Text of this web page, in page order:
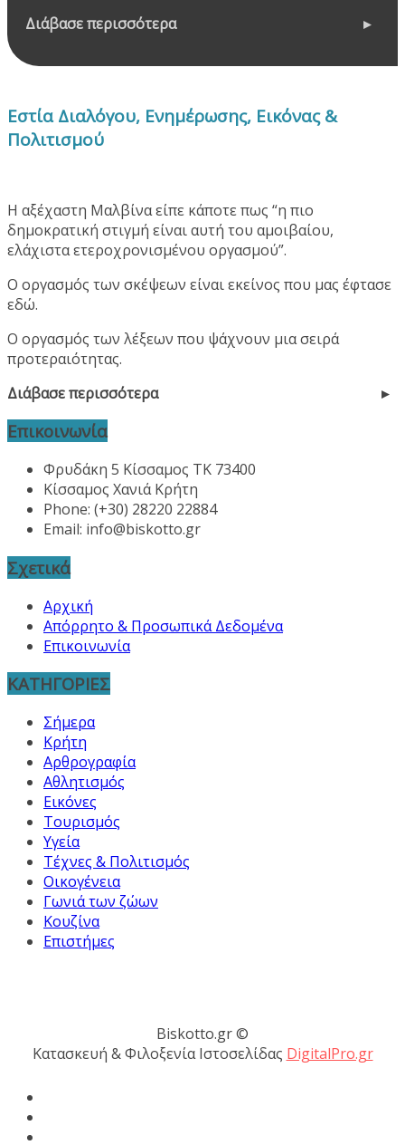
Διάβασε περισσότερα
Εστία Διαλόγου, Ενημέρωσης, Εικόνας &
Πολιτισμού
Η αξέχαστη Μαλβίνα είπε κάποτε πως “η πιο
δημοκρατική στιγμή είναι αυτή του αμοιβαίου,
ελάχιστα ετεροχρονισμένου οργασμού”.
Ο οργασμός των σκέψεων είναι εκείνος που μας έφτασε
εδώ.
Ο οργασμός των λέξεων που ψάχνουν μια σειρά
προτεραιότητας.
Διάβασε περισσότερα
Επικοινωνία
Φρυδάκη 5 Κίσσαμος ΤΚ 73400
Κίσσαμος Χανιά Κρήτη
Phone: (+30) 28220 22884
Email: info@biskotto.gr
Σχετικά
Αρχική
Απόρρητο & Προσωπικά Δεδομένα
Επικοινωνία
ΚΑΤΗΓΟΡΙΕΣ
Σήμερα
Κρήτη
Αρθρογραφία
Αθλητισμός
Εικόνες
Τουρισμός
Υγεία
Τέχνες & Πολιτισμός
Οικογένεια
Γωνιά των ζώων
Κουζίνα
Επιστήμες
Biskotto.gr ©
Κατασκευή & Φιλοξενία Ιστοσελίδας DigitalPro.gr